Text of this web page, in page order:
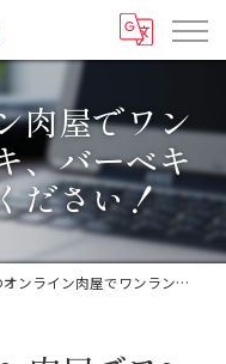
肉屋でワン
、バーベキ
ださい！
でワンランク上のステーキ、バーベキューをお楽しみください！